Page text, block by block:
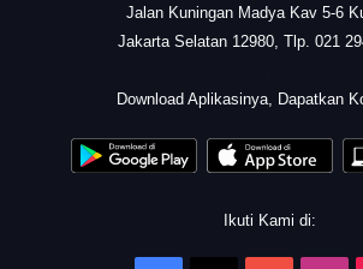
Jalan Kuningan Madya Kav 5-6
Jakarta Selatan 12980, Tlp. 021
Download Aplikasinya, Dapatkan
Ikuti Kami di: